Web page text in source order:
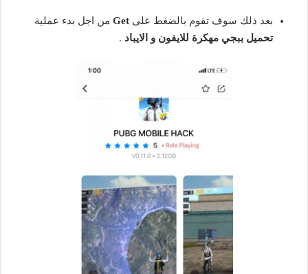
بعد ذلك سوف تقوم بالضغط على Get من اجل بدء عملية
تحميل ببجي مهكرة للايفون و الايباد .